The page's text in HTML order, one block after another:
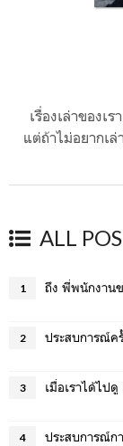
เรื่องเล่าของเ
แต่ถ้าไม่อยากเล่
ALL
1 ถึง พี่พนักงาน
2
3
4